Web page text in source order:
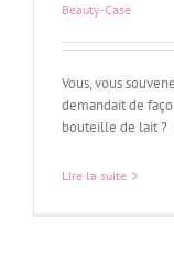
Beauty-Case
Vous, vous
demandait de
bouteille de lait
Lire la suite